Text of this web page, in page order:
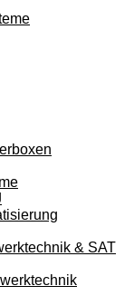
& SAT